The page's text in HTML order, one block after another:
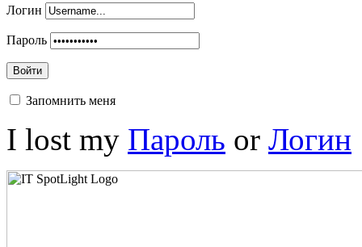
Логин
Пароль
Войти
Запомнить меня
I lost my Пароль or Логин